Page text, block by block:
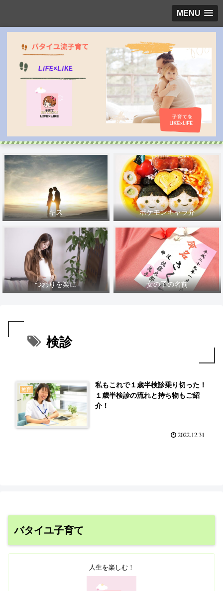
MENU
キス ポケモンキャラ弁
つわりを楽に 女の子の名前
検診
教育
私もこれで１歳半検診乗り切った！
１歳半検診の流れと持ち物もご紹
介！
2022.12.31
バタイユ子育て
人生を楽しむ！